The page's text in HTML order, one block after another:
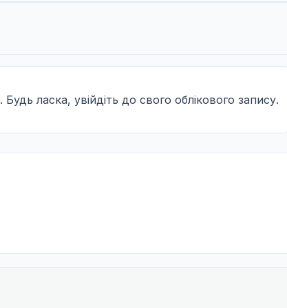
. Будь ласка, увійдіть до свого облікового запису.